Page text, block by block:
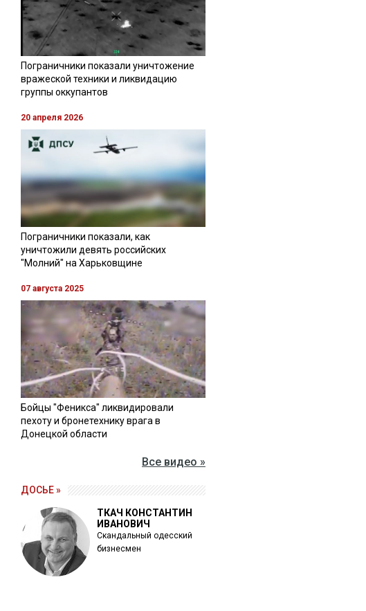
Пограничники показали уничтожение
вражеской техники и ликвидацию
группы оккупантов
20 апреля 2026
Пограничники показали, как
уничтожили девять российских
"Молний" на Харьковщине
07 августа 2025
Бойцы "Феникса" ликвидировали
пехоту и бронетехнику врага в
Донецкой области
Все видео »
ДОСЬЕ »
ТКАЧ КОНСТАНТИН
ИВАНОВИЧ
Скандальный одесский
бизнесмен